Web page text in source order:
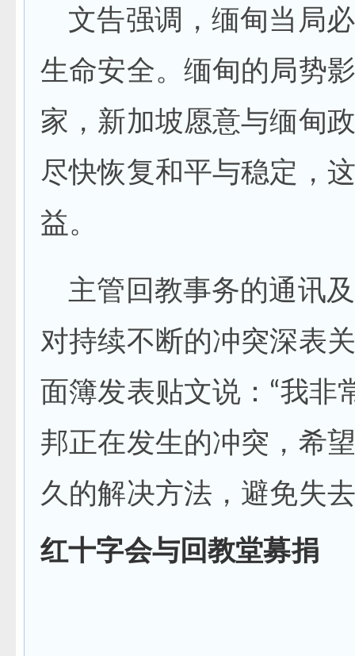
文告强调，缅甸当局
生命安全。缅甸的局势
家，新加坡愿意与缅甸
尽快恢复和平与稳定，
益。
主管回教事务的通讯
对持续不断的冲突深表
面簿发表贴文说：“我非
邦正在发生的冲突，希
久的解决方法，避免失
红十字会与回教堂募捐